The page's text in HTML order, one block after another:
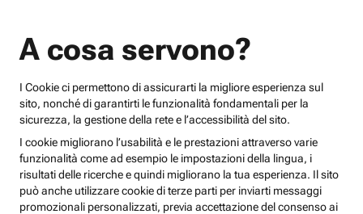
A cosa servono?
I Cookie ci permettono di assicurarti la migliore esperienza sul
sito, nonché di garantirti le funzionalità fondamentali per la
sicurezza, la gestione della rete e l’accessibilità del sito.
I cookie migliorano l’usabilità e le prestazioni attraverso varie
funzionalità come ad esempio le impostazioni della lingua, i
risultati delle ricerche e quindi migliorano la tua esperienza. Il sito
può anche utilizzare cookie di terze parti per inviarti messaggi
promozionali personalizzati, previa accettazione del consenso ai